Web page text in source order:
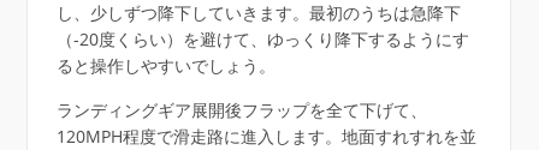
し、少しずつ降下していきます。最初のうちは急降下
（-20度くらい）を避けて、ゆっくり降下するようにす
ると操作しやすいでしょう。
ランディングギア展開後フラップを全て下げて、
120MPH程度で滑走路に進入します。地面すれすれを並